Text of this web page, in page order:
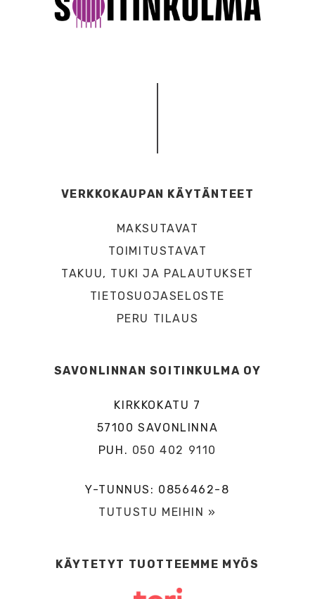
VERKKOKAUPAN KÄYTÄNTEET
MAKSUTAVAT
TOIMITUSTAVAT
TAKUU, TUKI JA PALAUTUKSET
TIETOSUOJASELOSTE
PERU TILAUS
SAVONLINNAN SOITINKULMA OY
KIRKKOKATU 7
57100 SAVONLINNA
PUH. 050 402 9110
Y-TUNNUS: 0856462-8
TUTUSTU MEIHIN »
KÄYTETYT TUOTTEEMME MYÖS